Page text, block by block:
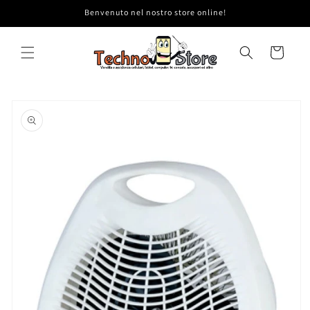
ai contenuti
Benvenuto nel nostro store online!
Carrello
informazioni
sul prodotto